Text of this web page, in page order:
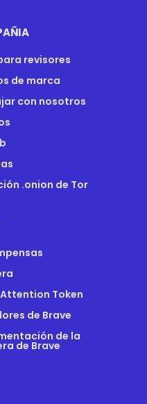
revisores
de marca
con nosotros
.onion de Tor
Token
de Brave
de la
de Brave